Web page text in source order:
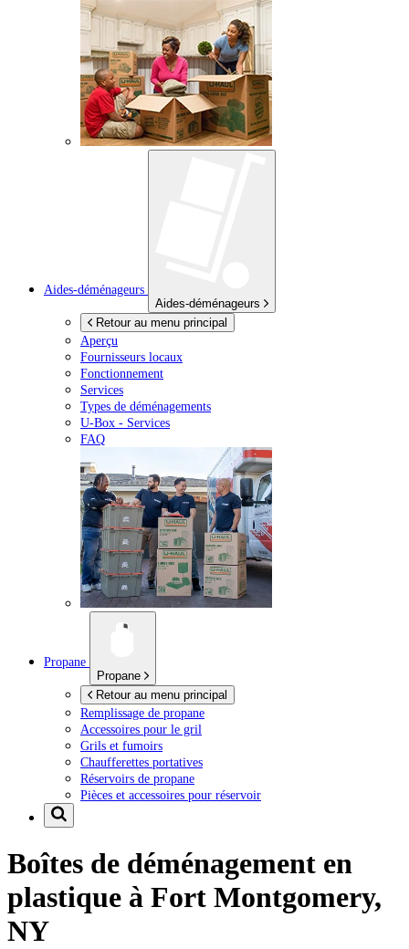
Aides-déménageurs
Aides-déménageurs
Retour au menu principal
Aperçu
Fournisseurs locaux
Fonctionnement
Services
Types de déménagements
U-Box - Services
FAQ
Propane
Propane
Retour au menu principal
Remplissage de propane
Accessoires pour le gril
Grils et fumoirs
Chaufferettes portatives
Réservoirs de propane
Pièces et accessoires pour réservoir
Boîtes de déménagement en
plastique à Fort Montgomery,
NY